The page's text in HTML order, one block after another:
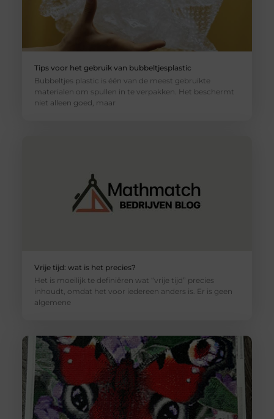
Tips voor het gebruik van bubbeltjesplastic
Bubbeltjes plastic is één van de meest gebruikte
materialen om spullen in te verpakken. Het beschermt
niet alleen goed, maar
Vrije tijd: wat is het precies?
Het is moeilijk te definiëren wat “vrije tijd” precies
inhoudt, omdat het voor iedereen anders is. Er is geen
algemene